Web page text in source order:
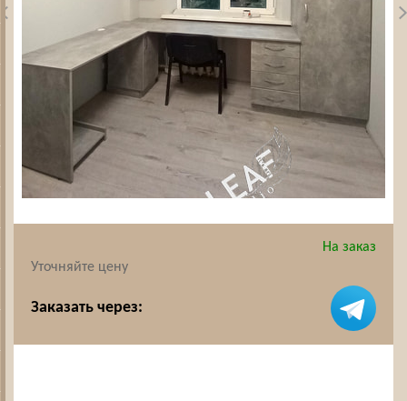
На заказ
Уточняйте цену
Заказать через: